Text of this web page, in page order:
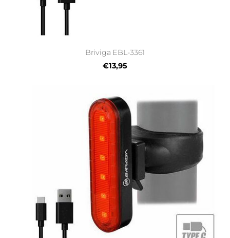
Briviga EBL-3361
€13,95